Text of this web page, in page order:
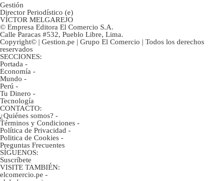
Gestión
Director Periodístico (e)
VÍCTOR MELGAREJO
© Empresa Editora El Comercio S.A.
Calle Paracas #532, Pueblo Libre, Lima.
Copyright© | Gestion.pe | Grupo El Comercio | Todos los derechos
reservados
SECCIONES:
Portada -
Economía -
Mundo -
Perú -
Tu Dinero -
Tecnología
CONTACTO:
¿Quiénes somos? -
Términos y Condiciones -
Política de Privacidad -
Politica de Cookies -
Preguntas Frecuentes
SÍGUENOS:
Suscríbete
VISITE TAMBIÉN:
elcomercio.pe -